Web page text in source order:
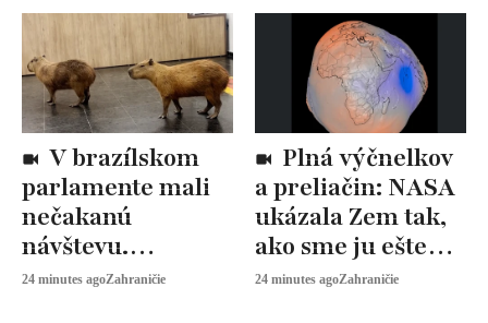
parlamente mali
nečakanú
návštevu.
Kapybary sa
24 minutes agoZahraničie
a preliačin: NASA
ukázala Zem tak,
ako sme ju ešte
nevideli
24 minutes agoZahraničie